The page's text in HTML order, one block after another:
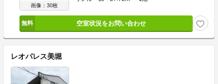
画像：30枚
空室状況をお問い合わせ
レオパレス美堀